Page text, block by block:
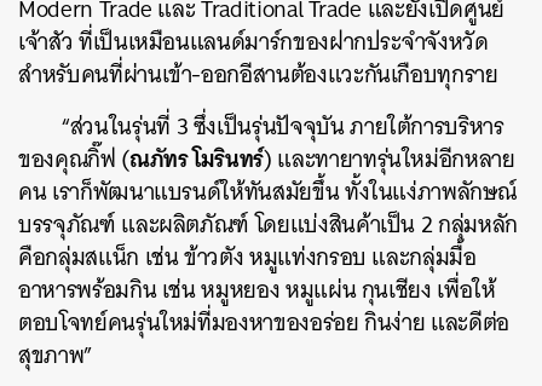
Modern Trade และ Traditional Trade และยังเปิดศูนย์
เจ้าสัว ที่เป็นเหมือนแลนด์มาร์กของฝากประจำจังหวัด
สำหรับคนที่ผ่านเข้า-ออกอีสานต้องแวะกันเกือบทุกราย
“ส่วนในรุ่นที่ 3 ซึ่งเป็นรุ่นปัจจุบัน ภายใต้การบริหาร
ของคุณกิ๊ฟ (ณภัทร โมรินทร์) และทายาทรุ่นใหม่อีกหลาย
คน เราก็พัฒนาแบรนด์ให้ทันสมัยขึ้น ทั้งในแง่ภาพลักษณ์
บรรจุภัณฑ์ และผลิตภัณฑ์ โดยแบ่งสินค้าเป็น 2 กลุ่มหลัก
คือกลุ่มสแน็ก เช่น ข้าวตัง หมูแท่งกรอบ และกลุ่มมื้อ
อาหารพร้อมกิน เช่น หมูหยอง หมูแผ่น กุนเชียง เพื่อให้
ตอบโจทย์คนรุ่นใหม่ที่มองหาของอร่อย กินง่าย และดีต่อ
สุขภาพ”